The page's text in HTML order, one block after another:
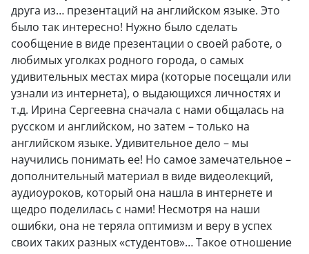
друга из… презентаций на английском языке. Это
было так интересно! Нужно было сделать
сообщение в виде презентации о своей работе, о
любимых уголках родного города, о самых
удивительных местах мира (которые посещали или
узнали из интернета), о выдающихся личностях и
т.д. Ирина Сергеевна сначала с нами общалась на
русском и английском, но затем – только на
английском языке. Удивительное дело – мы
научились понимать ее! Но самое замечательное –
дополнительный материал в виде видеолекций,
аудиоуроков, который она нашла в интернете и
щедро поделилась с нами! Несмотря на наши
ошибки, она не теряла оптимизм и веру в успех
своих таких разных «студентов»… Такое отношение